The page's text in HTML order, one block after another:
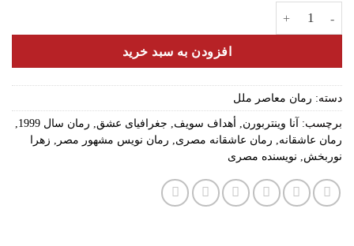
افزودن به سبد خرید
دسته: رمان معاصر ملل
برچسب: آنا وینتربورن أهداف سویف جغرافیای عشق رمان سال 1999
رمان عاشقانه
رمان عاشقانه مصری رمان نویس مشهور مصر
زهرا
نوربخش
نویسنده مصری